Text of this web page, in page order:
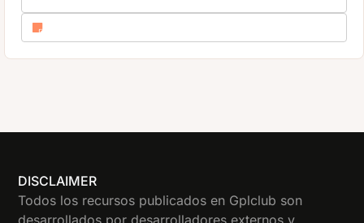
DISCLAIMER
Todos los recursos publicados en Gplclub son